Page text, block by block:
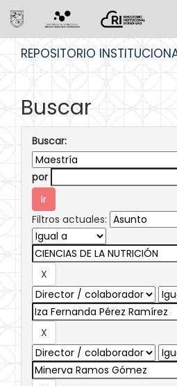
REPOSITORIO
Buscar
Buscar:
por
Filtros actuales: